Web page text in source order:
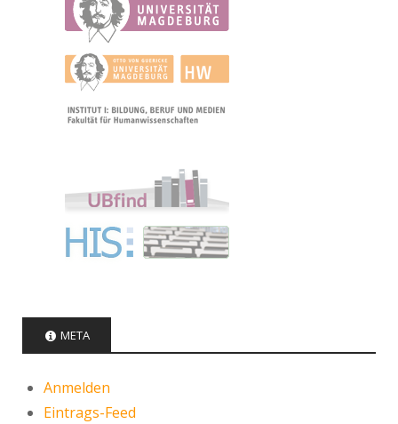
META
Anmelden
Eintrags-Feed